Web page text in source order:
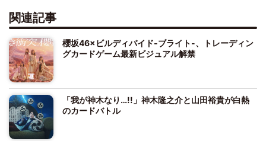
関連記事
櫻坂46×ビルディバイド-ブライト-、トレーディン
グカードゲーム最新ビジュアル解禁
「我が神木なり…!!」神木隆之介と山田裕貴が白熱
のカードバトル